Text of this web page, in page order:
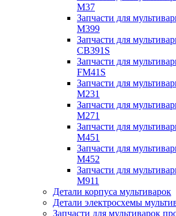
M37
Запчасти для
M399
Запчасти для
CB391S
Запчасти для
FM41S
Запчасти для
M231
Запчасти для
M271
Запчасти для
M451
Запчасти для
M452
Запчасти для
M911
Детали корпуса мультиварок
Детали электросхемы
Запчасти для мультиварок